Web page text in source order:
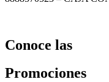
Conoce las
Promociones